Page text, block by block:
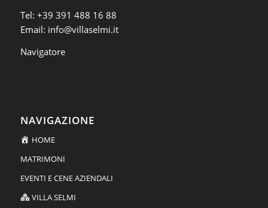
Tel: +39 391 488 16 88
Email: info@villaselmi.it
Navigatore
NAVIGAZIONE
HOME
MATRIMONI
EVENTI E CENE AZIENDALI
VILLA SELMI